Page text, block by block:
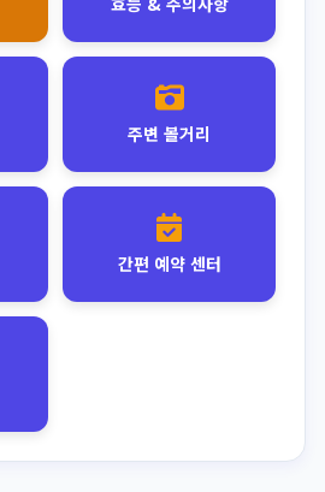
주변 볼거리
간편 예약 센터